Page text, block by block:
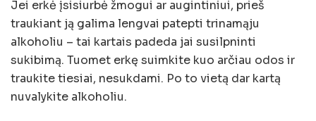
Jei erkė įsisiurbė žmogui ar augintiniui, prieš
traukiant ją galima lengvai patepti trinamąju
alkoholiu – tai kartais padeda jai susilpninti
sukibimą. Tuomet erkę suimkite kuo arčiau odos ir
traukite tiesiai, nesukdami. Po to vietą dar kartą
nuvalykite alkoholiu.